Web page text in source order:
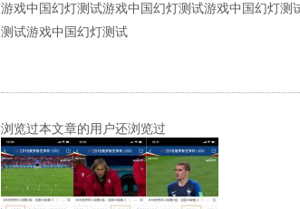
游戏中国幻灯测试游戏中国幻灯测试游戏中国幻灯
测试游戏中国幻灯测试
浏览过本文章的用户还浏览过